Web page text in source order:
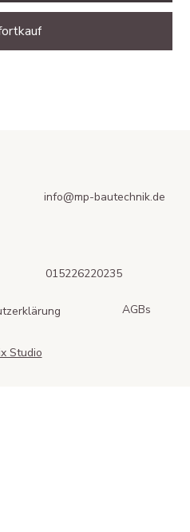
info@mp-bautechnik.de
015226220235
AGBs
Studio